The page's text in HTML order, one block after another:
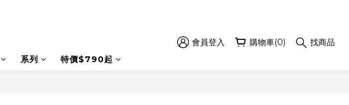
會員登入 購物車(0)
找商品
系列 特價$790起
立即購買